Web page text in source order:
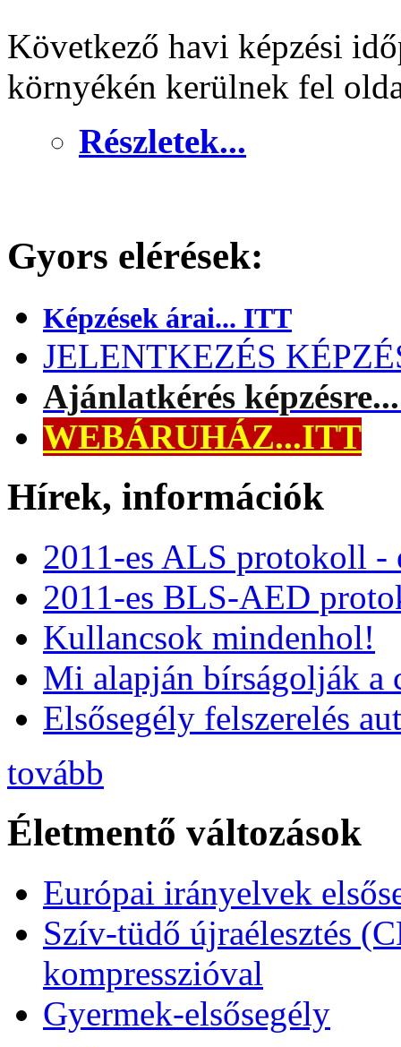
Következő havi képzési
környékén kerülnek fel
Részletek...
Gyors elérések:
Képzések árai... ITT
JELENTKEZÉS
Ajánlatkérés
WEBÁRUHÁZ...ITT
Hírek, információk
2011-es ALS protokoll -
2011-es BLS-AED
Kullancsok mindenhol!
Mi alapján bírságolják a
Elsősegély felszerelés
tovább
Életmentő változások
Európai irányelvek
Szív-tüdő újraélesztés
kompresszióval
Gyermek-elsősegély